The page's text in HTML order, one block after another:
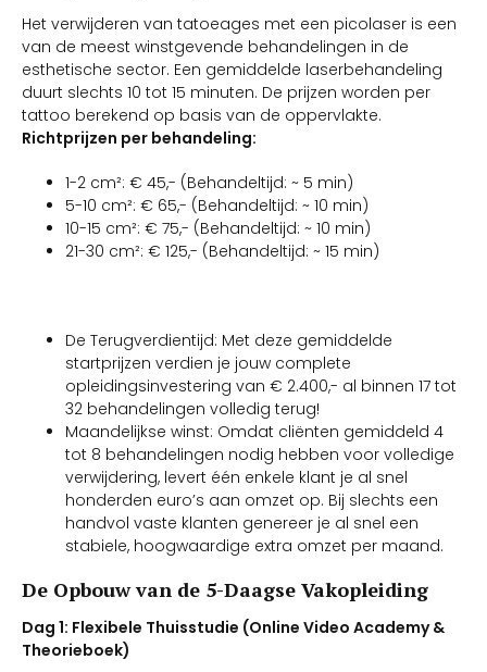
Het verwijderen van tatoeages met een picolaser is een
van de meest winstgevende behandelingen in de
esthetische sector. Een gemiddelde laserbehandeling
duurt slechts 10 tot 15 minuten. De prijzen worden per
tattoo berekend op basis van de oppervlakte.
Richtprijzen per behandeling:
1-2 cm²: € 45,- (Behandeltijd: ~ 5 min)
5-10 cm²: € 65,- (Behandeltijd: ~ 10 min)
10-15 cm²: € 75,- (Behandeltijd: ~ 10 min)
21-30 cm²: € 125,- (Behandeltijd: ~ 15 min)
De Terugverdientijd: Met deze gemiddelde
startprijzen verdien je jouw complete
opleidingsinvestering van € 2.400,- al binnen 17 tot
32 behandelingen volledig terug!
Maandelijkse winst: Omdat cliënten gemiddeld 4
tot 8 behandelingen nodig hebben voor volledige
verwijdering, levert één enkele klant je al snel
honderden euro’s aan omzet op. Bij slechts een
handvol vaste klanten genereer je al snel een
stabiele, hoogwaardige extra omzet per maand.
De Opbouw van de 5-Daagse Vakopleiding
Dag 1: Flexibele Thuisstudie (Online Video Academy &
Theorieboek)